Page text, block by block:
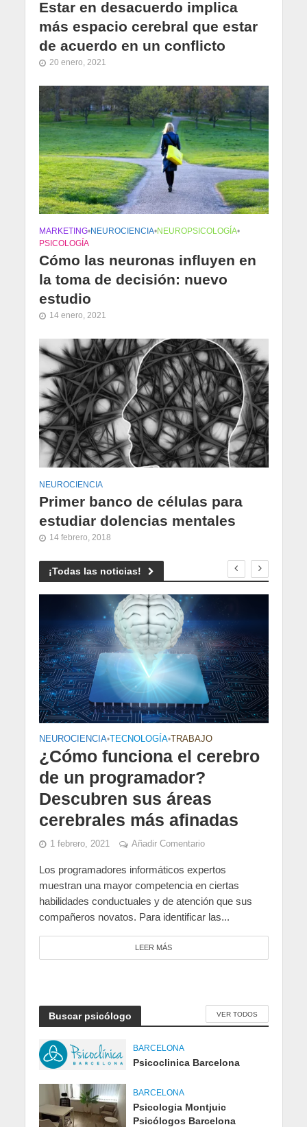
Estar en desacuerdo implica
más espacio cerebral que estar
de acuerdo en un conflicto
20 enero, 2021
MARKETING•NEUROCIENCIA•NEUROPSICOLOGÍA•
PSICOLOGÍA
Cómo las neuronas influyen en
la toma de decisión: nuevo
estudio
14 enero, 2021
NEUROCIENCIA
Primer banco de células para
estudiar dolencias mentales
14 febrero, 2018
¡Todas las noticias!
NEUROCIENCIA•TECNOLOGÍA•TRABAJO
¿Cómo funciona el cerebro
de un programador?
Descubren sus áreas
cerebrales más afinadas
1 febrero, 2021 Añadir Comentario
Los programadores informáticos expertos
muestran una mayor competencia en ciertas
habilidades conductuales y de atención que sus
compañeros novatos. Para identificar las...
LEER MÁS
Buscar psicólogo VER TODOS
BARCELONA
Psicoclinica Barcelona
BARCELONA
Psicologia Montjuic
Psicólogos Barcelona